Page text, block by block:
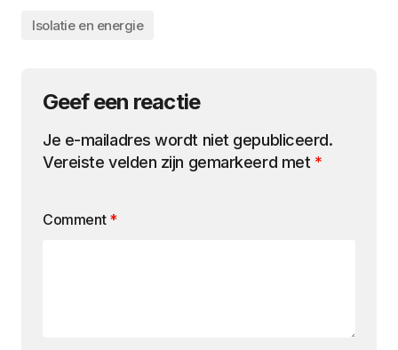
Isolatie en energie
Geef een reactie
Je e-mailadres wordt niet gepubliceerd.
Vereiste velden zijn gemarkeerd met *
Comment *